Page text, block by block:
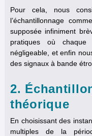
Pour cela, nous
l’échantillonnage
supposée infiniment
pratiques où
négligeable, et enfin
des signaux à bande
2.
théorique
En choisissant des
multiples de la